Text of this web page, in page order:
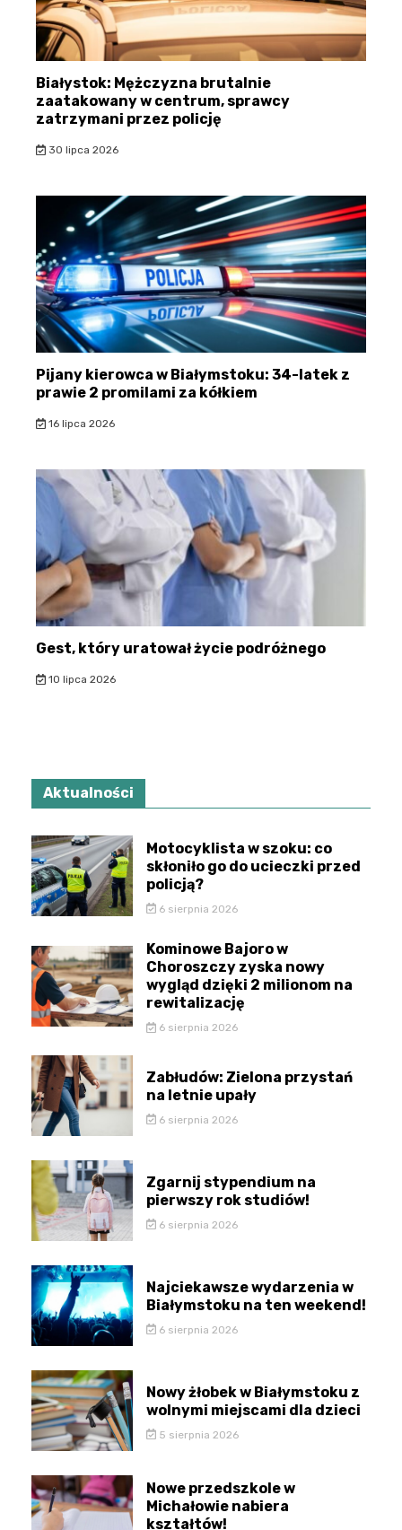
Białystok: Mężczyzna brutalnie
zaatakowany w centrum, sprawcy
zatrzymani przez policję
30 lipca 2026
Pijany kierowca w Białymstoku: 34-latek z
prawie 2 promilami za kółkiem
16 lipca 2026
Gest, który uratował życie podróżnego
10 lipca 2026
Aktualności
Motocyklista w szoku: co
skłoniło go do ucieczki przed
policją?
6 sierpnia 2026
Kominowe Bajoro w
Choroszczy zyska nowy
wygląd dzięki 2 milionom na
rewitalizację
6 sierpnia 2026
Zabłudów: Zielona przystań
na letnie upały
6 sierpnia 2026
Zgarnij stypendium na
pierwszy rok studiów!
6 sierpnia 2026
Najciekawsze wydarzenia w
Białymstoku na ten weekend!
6 sierpnia 2026
Nowy żłobek w Białymstoku z
wolnymi miejscami dla dzieci
5 sierpnia 2026
Nowe przedszkole w
Michałowie nabiera
kształtów!